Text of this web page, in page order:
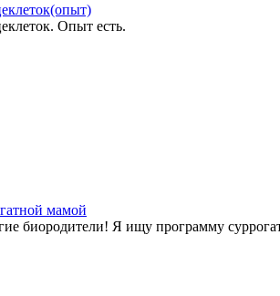
Опыт есть.
мамой
биородители! Я ищу программу